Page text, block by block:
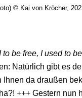
© Kai von Kröcher,
to be free, I used to
Natürlich gibt es
da draußen
+++ Gestern